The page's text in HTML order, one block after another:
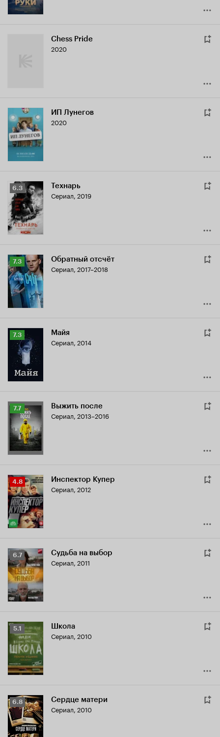
Chess Pride
2020
ИП Лунегов
2020
Рейтинг
Кинопоиска
6.3
6.3 Технарь
Сериал, 2019
Рейтинг
Кинопоиска
7.3
7.3 Обратный отсчёт
Сериал, 2017–2018
Рейтинг
Кинопоиска
7.3
7.3 Майя
Сериал, 2014
Рейтинг
Кинопоиска
7.7
7.7 Выжить после
Сериал, 2013–2016
Рейтинг
Кинопоиска
4.8
4.8 Инспектор Купер
Сериал, 2012
Рейтинг
Кинопоиска
6.7
6.7 Судьба на выбор
Сериал, 2011
Рейтинг
Кинопоиска
5.1
5.1 Школа
Сериал, 2010
Рейтинг
Кинопоиска
6.8
6.8 Сердце матери
Сериал, 2010